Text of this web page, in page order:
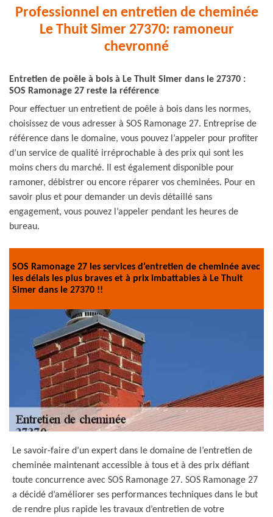
Professionnel en entretien de cheminée
Le Thuit Simer 27370: ramoneur
chevronné
Entretien de poêle à bois à Le Thuit Simer dans le 27370 :
SOS Ramonage 27 reste la référence
Pour effectuer un entretient de poêle à bois dans les normes,
choisissez de vous adresser à SOS Ramonage 27. Entreprise de
référence dans le domaine, vous pouvez l’appeler pour profiter
d’un service de qualité irréprochable à des prix qui sont les
moins chers du marché. Il est également disponible pour
ramoner, débistrer ou encore réparer vos cheminées. Pour en
savoir plus et pour demander un devis détaillé sans
engagement, vous pouvez l’appeler pendant les heures de
bureau.
SOS Ramonage 27 les services d’entretien de cheminée avec
les délais les plus braves et à prix imbattables à Le Thuit
Simer dans le 27370 !!
Le savoir-faire d’un expert dans le domaine de l’entretien de
cheminée maintenant accessible à tous et à des prix défiant
toute concurrence avec SOS Ramonage 27. SOS Ramonage 27
a décidé d’améliorer ses performances techniques dans le but
de rendre plus rapide les travaux d’entretien de votre